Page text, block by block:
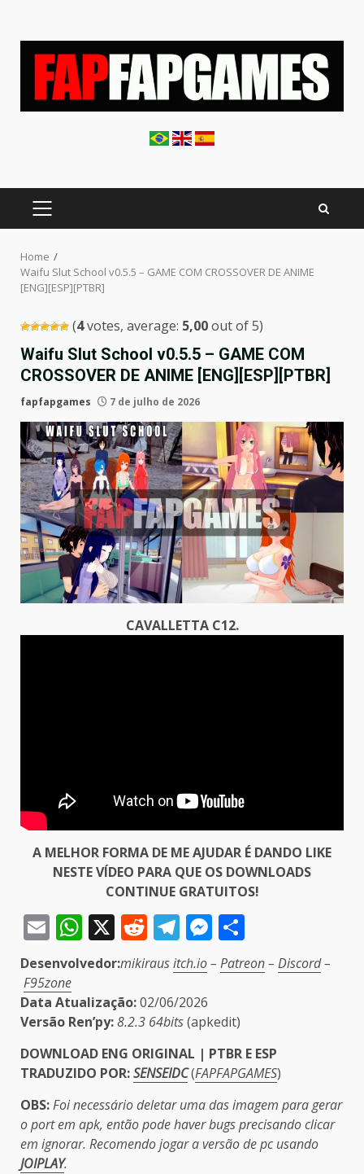
PRIMARY
MENU
Home
Waifu Slut School v0.5.5 – GAME COM CROSSOVER DE ANIME
[ENG][ESP][PTBR]
(4votes, average: 5,00out of 5)
Waifu Slut School v0.5.5 – GAME COM
CROSSOVER DE ANIME [ENG][ESP][PTBR]
fapfapgames 7 de julho de 2026
CAVALLETTA C12.
A MELHOR FORMA DE ME AJUDAR É DANDO LIKE
NESTE VÍDEO PARA QUE OS DOWNLOADS
CONTINUE GRATUITOS!
EmailWhatsApp
X Reddit
Telegram
Messenger
Desenvolvedor:mikirausitch.io– Patreon– Discord–
F95zone
Data Atualização:02/06/2026
Versão Ren’py:8.2.3 64bits(apkedit)
DOWNLOAD ENG ORIGINAL | PTBR E ESP
TRADUZIDO POR:SENSEIDC(FAPFAPGAMES)
OBS:Foi necessário deletar uma das imagem para gerar
o port em apk, então pode haver bugs precisando clicar
em ignorar. Recomendo jogar a versão de pc usando
JOIPLAY.